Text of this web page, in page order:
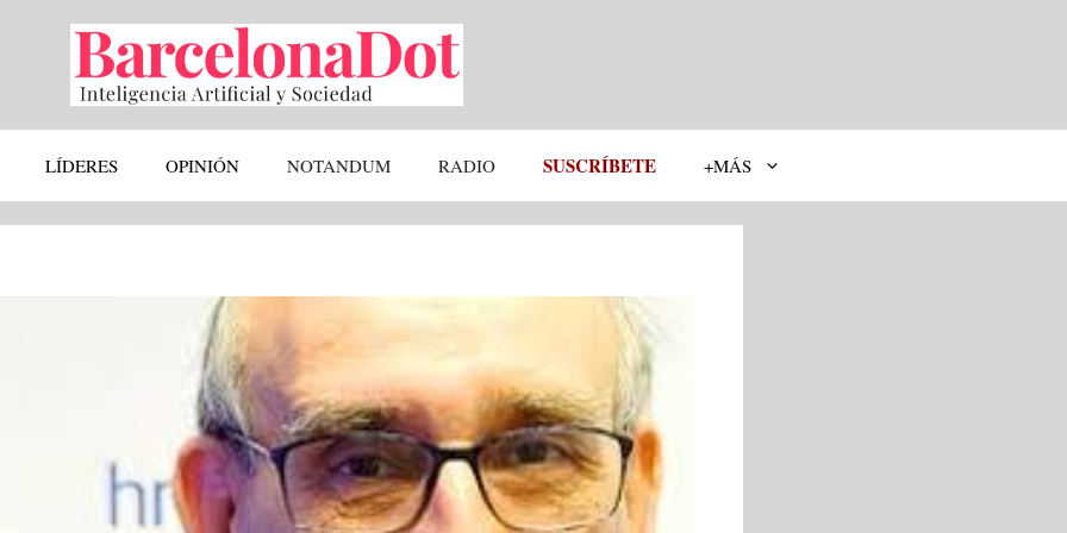
LÍDERES OPINIÓN NOTANDUM RADIO SUSCRÍBETE +MÁS